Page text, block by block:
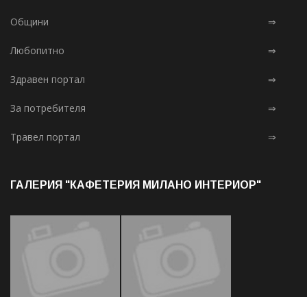
Общини ⇒
Любопитно ⇒
Здравен портал ⇒
За потребителя ⇒
Травел портал ⇒
ГАЛЕРИЯ "КАФЕТЕРИЯ МИЛАНО ИНТЕРИОР"